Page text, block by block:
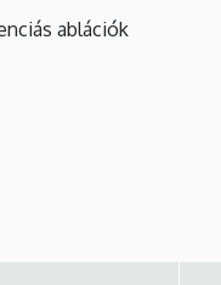
ablációk